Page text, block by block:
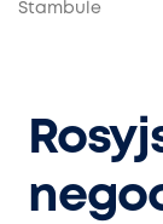
Stambule